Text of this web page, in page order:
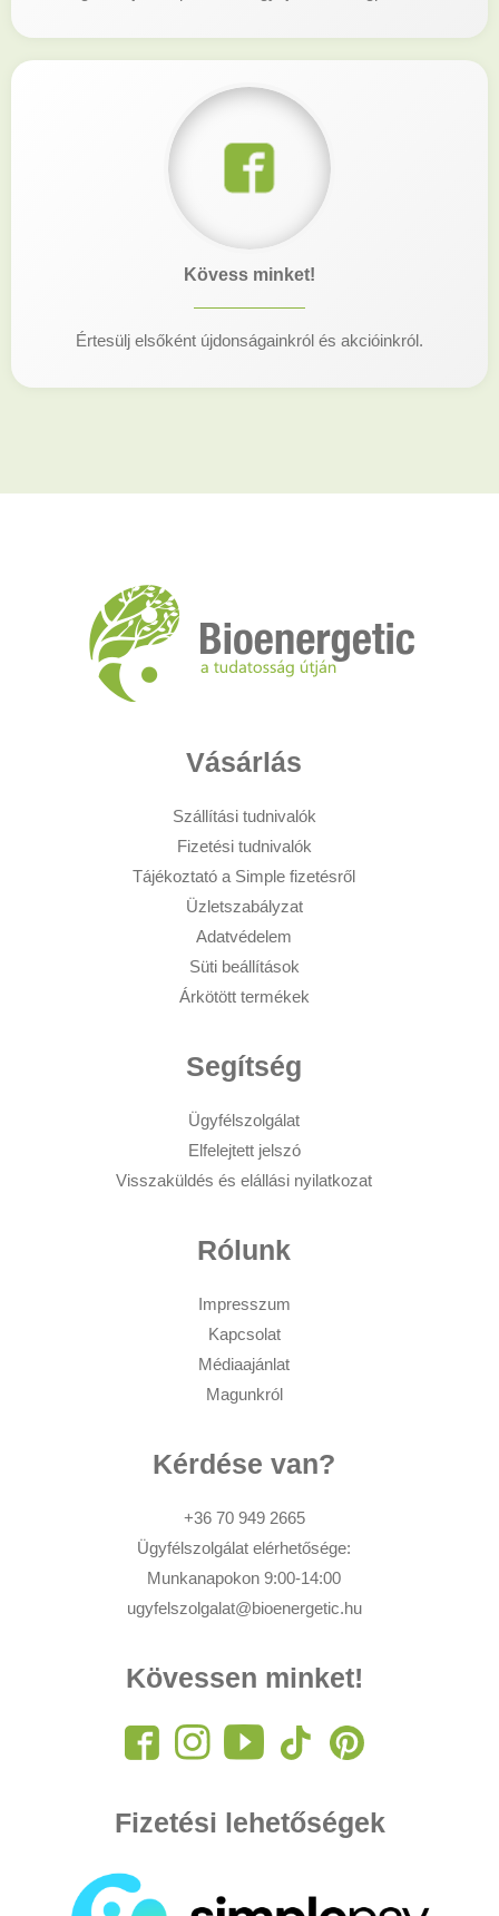
Kövess minket!
Értesülj elsőként újdonságainkról és akcióinkról.
Vásárlás
Szállítási tudnivalók
Fizetési tudnivalók
Tájékoztató a Simple fizetésről
Üzletszabályzat
Adatvédelem
Süti beállítások
Árkötött termékek
Segítség
Ügyfélszolgálat
Elfelejtett jelszó
Visszaküldés és elállási nyilatkozat
Rólunk
Impresszum
Kapcsolat
Médiaajánlat
Magunkról
Kérdése van?
+36 70 949 2665
Ügyfélszolgálat elérhetősége:
Munkanapokon 9:00-14:00
ugyfelszolgalat@bioenergetic.hu
Kövessen minket!
Fizetési lehetőségek